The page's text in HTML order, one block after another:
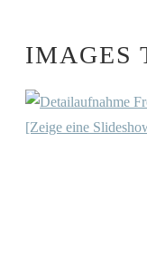
IMAGES
[Zeige eine